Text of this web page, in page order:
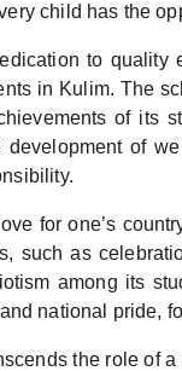
child has the
to
in Kulim. The
of its
development of
for one’s
such as
among its
national pride,
the role of